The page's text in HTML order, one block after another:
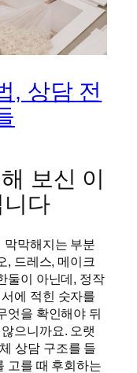
, 상담 전
보신 이
다
막막해지는 부분
, 드레스, 메이크
둘이 아닌데, 정작
에 적힌 숫자를
엇을 확인해야 뒤
으니까요. 오랫
상담 구조를 들
고를 때 후회하는